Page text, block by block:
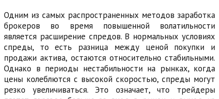
Одним из самых распространенных методов заработка
брокеров во время повышенной волатильности
является расширение спредов. В нормальных условиях
спреды, то есть разница между ценой покупки и
продажи актива, остаются относительно стабильными.
Однако в периоды нестабильности на рынках, когда
цены колеблются с высокой скоростью, спреды могут
резко увеличиваться. Это означает, что трейдеры